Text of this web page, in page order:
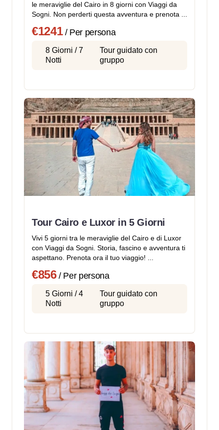
le meraviglie del Cairo in 8 giorni con Viaggi da
Sogni. Non perderti questa avventura e prenota ...
€1241/ Per persona
8 Giorni / 7
Notti
Tour guidato con
gruppo
Tour Cairo e Luxor in 5 Giorni
Vivi 5 giorni tra le meraviglie del Cairo e di Luxor
con Viaggi da Sogni. Storia, fascino e avventura ti
aspettano. Prenota ora il tuo viaggio! ...
€856/ Per persona
5 Giorni / 4
Notti
Tour guidato con
gruppo